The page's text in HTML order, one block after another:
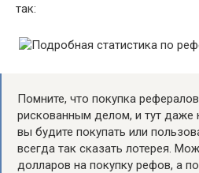
так:
Помните, что покупка
рискованным делом, и тут даже
вы будите покупать или
всегда так сказать лотерея.
долларов на покупку рефов, а